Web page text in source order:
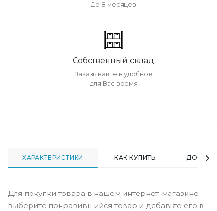
До 8 месяцев
Собственный склад
Заказывайте в удобное
для Вас время
ХАРАКТЕРИСТИКИ КАК КУПИТЬ
Для покупки товара в нашем интернет-магазине
выберите понравившийся товар и добавьте его в